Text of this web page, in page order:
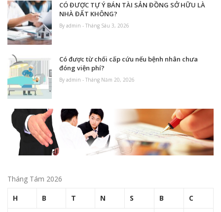
CÓ ĐƯỢC TỰ Ý BÁN TÀI SẢN ĐỒNG SỞ HỮU LÀ
NHÀ ĐẤT KHÔNG?
By admin - Tháng Sáu 3, 2026
Có được từ chối cấp cứu nếu bệnh nhân chưa
đóng viện phí?
By admin - Tháng Năm 20, 2026
Tháng Tám 2026
H B T N S B C